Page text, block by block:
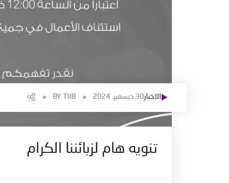
الاخبار30 ديسمبر، 2024 BY TIIB
تنويه هام لزبائننا الكرام